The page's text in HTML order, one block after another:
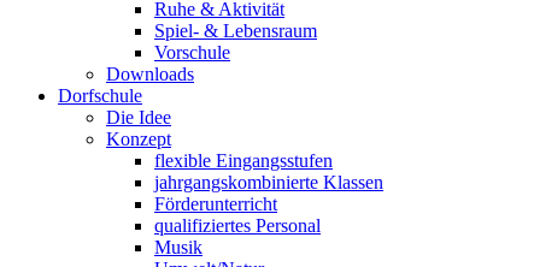
Ruhe & Aktivität
Spiel- & Lebensraum
Vorschule
Downloads
Dorfschule
Die Idee
Konzept
flexible Eingangsstufen
jahrgangskombinierte Klassen
Förderunterricht
qualifiziertes Personal
Musik